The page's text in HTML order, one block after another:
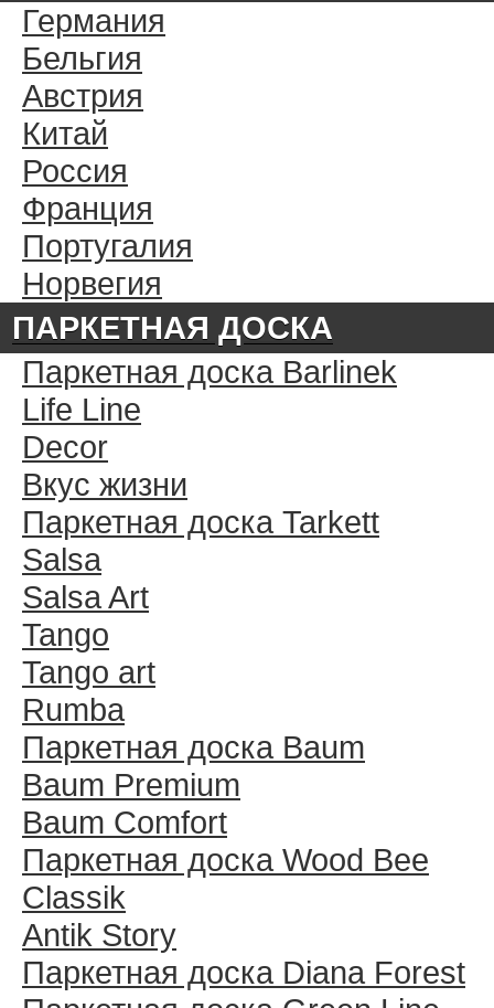
Германия
Бельгия
Австрия
Китай
Россия
Франция
Португалия
Норвегия
ПАРКЕТНАЯ ДОСКА
Паркетная доска Barlinek
Life Line
Decor
Вкус жизни
Паркетная доска Tarkett
Salsa
Salsa Art
Tango
Tango art
Rumba
Паркетная доска Baum
Baum Premium
Baum Comfort
Паркетная доска Wood Bee
Classik
Antik Story
Паркетная доска Diana Forest